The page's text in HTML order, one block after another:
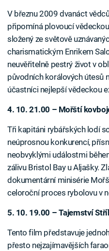
V březnu 2009 dvanáct
připomíná plovoucí
složený ze světově
charismatickým Enrikem
neuvěřitelně pestrý život v
původních korálových útesů
účastníci nejlepší vědeckou
4. 10. 21.00 – Mořští
Tři kapitáni rybářských lodí
neúprosnou konkurencí,
neobvyklými událostmi
zálivu Bristol Bay u Aljašky.
dokumentární minisérie
celoroční proces rybolovu v
5. 10. 19.00 – Tajemství
Tento film představuje
přesto nejzajímavějších